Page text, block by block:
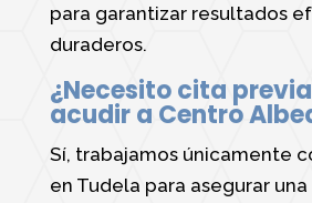
para garantizar resultados
duraderos.
¿Necesito cita
acudir a Centro
Sí, trabajamos únicamente
en Tudela para asegurar